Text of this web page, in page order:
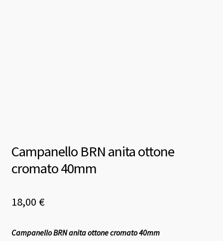
Campanello BRN anita ottone
cromato 40mm
18,00 €
Campanello BRN anita ottone cromato 40mm